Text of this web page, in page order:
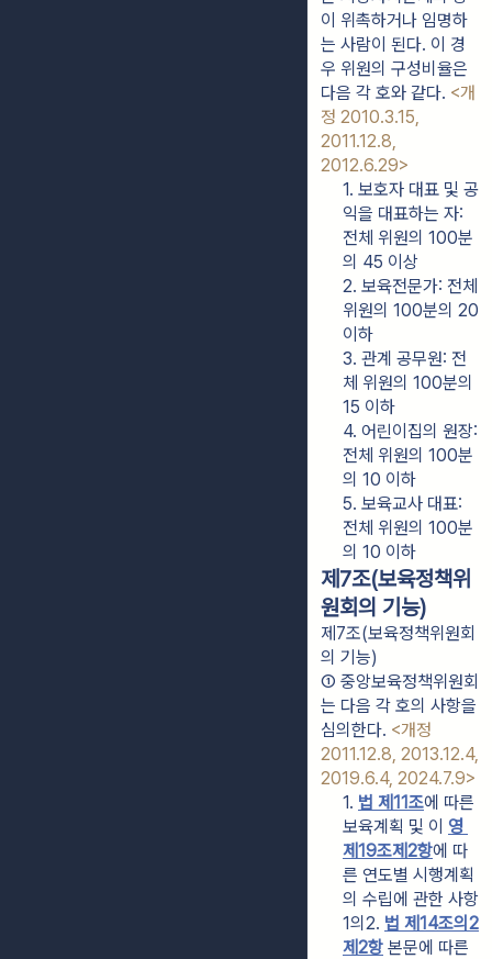
이 위촉하거나 임명하
는 사람이 된다. 이 경
우 위원의 구성비율은
다음 각 호와 같다. <개
정 2010.3.15,
2011.12.8,
2012.6.29>
1. 보호자 대표 및 공
익을 대표하는 자:
전체 위원의 100분
의 45 이상
2. 보육전문가: 전체
위원의 100분의 20
이하
3. 관계 공무원: 전
체 위원의 100분의
15 이하
4. 어린이집의 원장:
전체 위원의 100분
의 10 이하
5. 보육교사 대표:
전체 위원의 100분
의 10 이하
제7조(보육정책위
원회의 기능)
제7조(보육정책위원회
의 기능)
① 중앙보육정책위원회
는 다음 각 호의 사항을
심의한다. <개정
2011.12.8, 2013.12.4,
2019.6.4, 2024.7.9>
1. 법 제11조에 따른
보육계획 및 이 영
제19조제2항에 따
른 연도별 시행계획
의 수립에 관한 사항
1의2. 법 제14조의2
제2항 본문에 따른